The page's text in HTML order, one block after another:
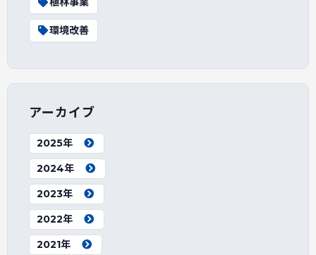
環境改善
アーカイブ
2025年
2024年
2023年
2022年
2021年